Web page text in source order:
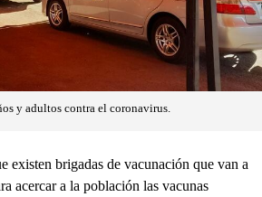
y adultos contra el coronavirus.
existen brigadas de vacunación que van a
acercar a la población las vacunas